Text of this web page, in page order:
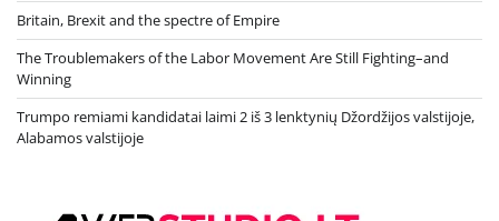
Britain, Brexit and the spectre of Empire
The Troublemakers of the Labor Movement Are Still Fighting–and
Winning
Trumpo remiami kandidatai laimi 2 iš 3 lenktynių Džordžijos valstijoje,
Alabamos valstijoje